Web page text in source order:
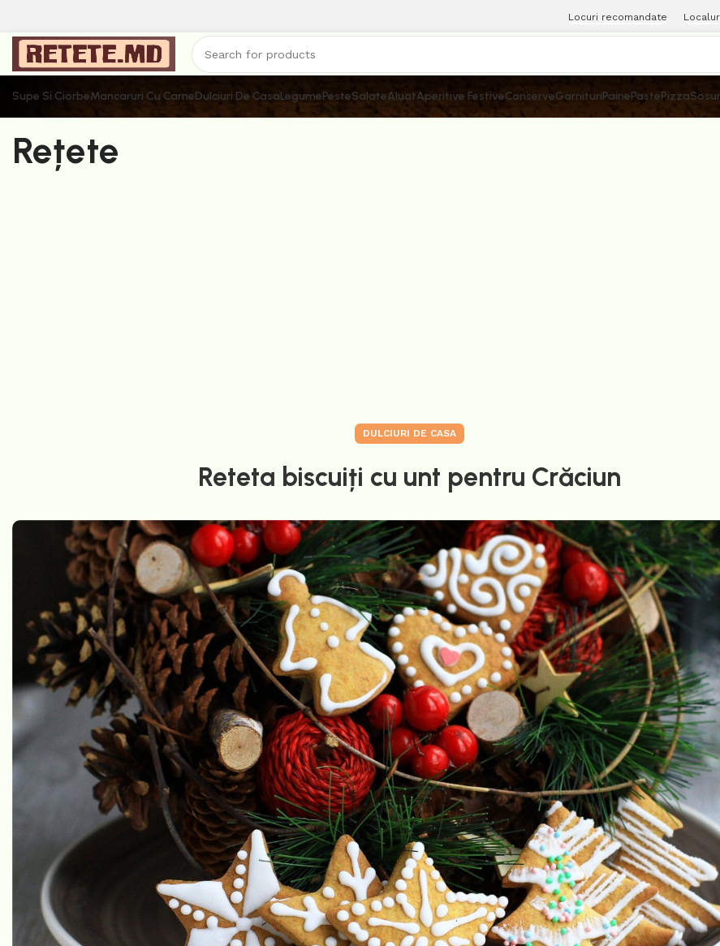
Locuri recomandate
Supe Si CiorbeMancaruri Cu CarneDulciuri De CasaLegumePesteSalateAluatAperitive FestiveConserveGarnituriPainePastePizza
Rețete
DULCIURI DE CASA
Reteta biscuiți cu unt pentru Crăciun